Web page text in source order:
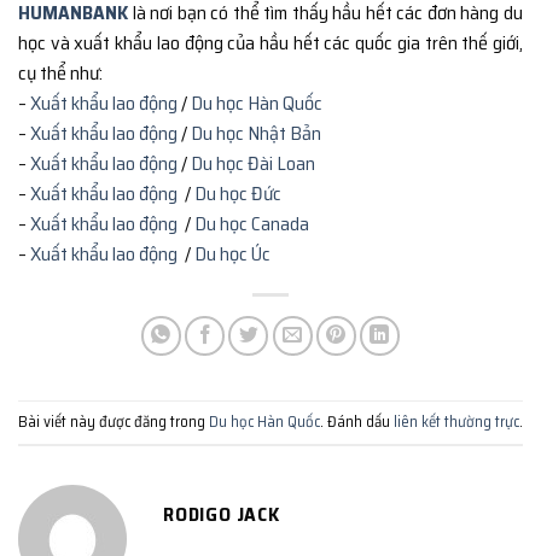
HUMANBANKlà nơi bạn có thể tìm thấy hầu hết các đơn hàng du
học và xuất khẩu lao động của hầu hết các quốc gia trên thế giới,
cụ thể như:
–Xuất khẩu lao động/Du học Hàn Quốc
–Xuất khẩu lao động/Du học Nhật Bản
–Xuất khẩu lao động/Du học Đài Loan
–Xuất khẩu lao động /Du học Đức
–Xuất khẩu lao động /Du học Canada
–Xuất khẩu lao động /Du học Úc
Bài viết này được đăng trong Du học Hàn Quốc. Đánh dấu liên kết thường trực.
RODIGO JACK